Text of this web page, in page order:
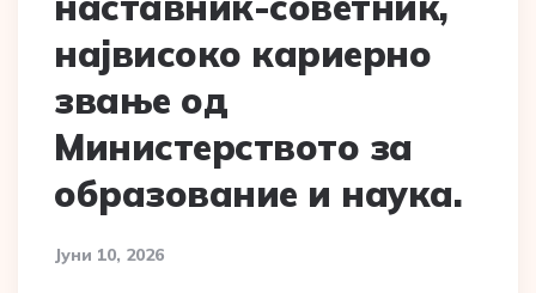
највисоко кариерно
звање од
Министерството за
образование и наука.
Јуни 10, 2026